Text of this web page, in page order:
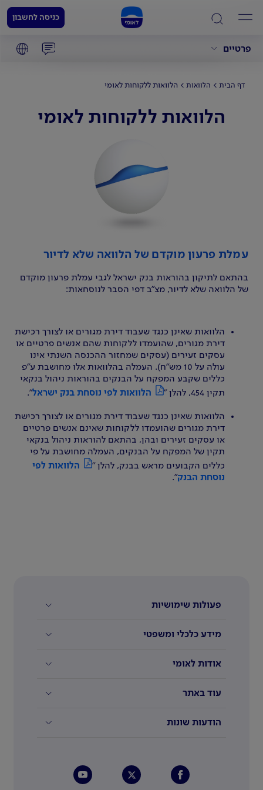
פרטיים
כניסה לחשבון
דף הבית הלוואות הלוואות ללקוחות לאומי
הלוואות ללקוחות לאומי
עמלת פרעון מוקדם של הלוואה שלא לדיור
בהתאם לתיקון בהוראות בנק ישראל לגבי עמלת פרעון מוקדם
של הלוואה שלא לדיור, מצ"ב דפי הסבר לנוסחאות:
הלוואות שאינן כנגד שעבוד דירת מגורים או לצורך רכישת
דירת מגורים, שהועמדו ללקוחות שהם אנשים פרטיים או
עסקים זעירים (עסקים שמחזור ההכנסה השנתי אינו
עולה על 10 מש"ח). העמלה בהלוואות אלו מחושבת ע"פ
כללים שקבע המפקח על הבנקים בהוראות ניהול בנקאי
תקין 454, להלן "
הלוואות לפי נוסחת בנק ישראל".
הלוואות שאינן כנגד שעבוד דירת מגורים או לצורך רכישת
דירת מגורים שהועמדו ללקוחות שאינם אנשים פרטיים
או עסקים זעירים ובהן, בהתאם להוראות ניהול בנקאי
תקין של המפקח על הבנקים, העמלה מחושבת על פי
כללים הקבועים מראש בבנק, להלן "
הלוואות לפי
נוסחת הבנק".
פעולות שימושיות
מידע כלכלי ומשפטי
אודות לאומי
עוד באתר
הודעות שונות